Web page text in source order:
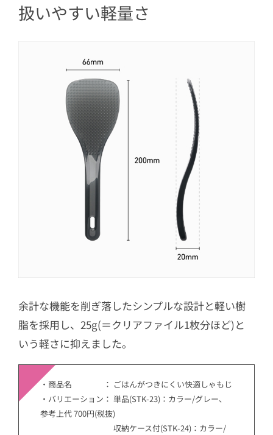
扱いやすい軽量さ
余計な機能を削ぎ落したシンプルな設計と軽い樹
脂を採用し、25g(＝クリアファイル1枚分ほど)と
いう軽さに抑えました。
・商品名 ： ごはんがつきにくい快適しゃもじ
・バリエーション： 単品(STK-23)：カラー/グレー、
参考上代 700円(税抜)
収納ケース付(STK-24)：カラー/